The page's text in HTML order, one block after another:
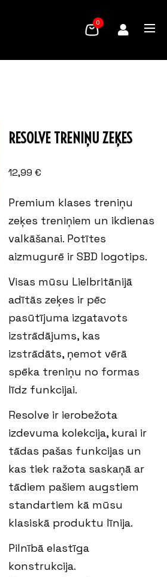
0
RESOLVE TRENIŅU ZEĶES
12,99€
Premium klases treniņu
zeķes treniņiem un ikdienas
valkāšanai. Potītes
aizmugurē ir SBD logotips.
Visas mūsu Lielbritānijā
adītās zeķes ir pēc
pasūtījuma izgatavots
izstrādājums, kas
izstrādāts, ņemot vērā
spēka treniņu no formas
līdz funkcijai.
Resolve ir ierobežota
izdevuma kolekcija, kurai ir
tādas pašas funkcijas un
kas tiek ražota saskaņā ar
tādiem pašiem augstiem
standartiem kā mūsu
klasiskā produktu līnija.
Pilnībā elastīga
konstrukcija.